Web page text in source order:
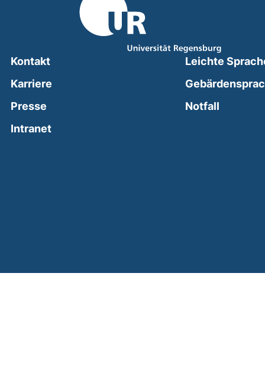
Kontakt
Karriere
Presse
Intranet(external link, opens in a new window)
Leichte
Notfall